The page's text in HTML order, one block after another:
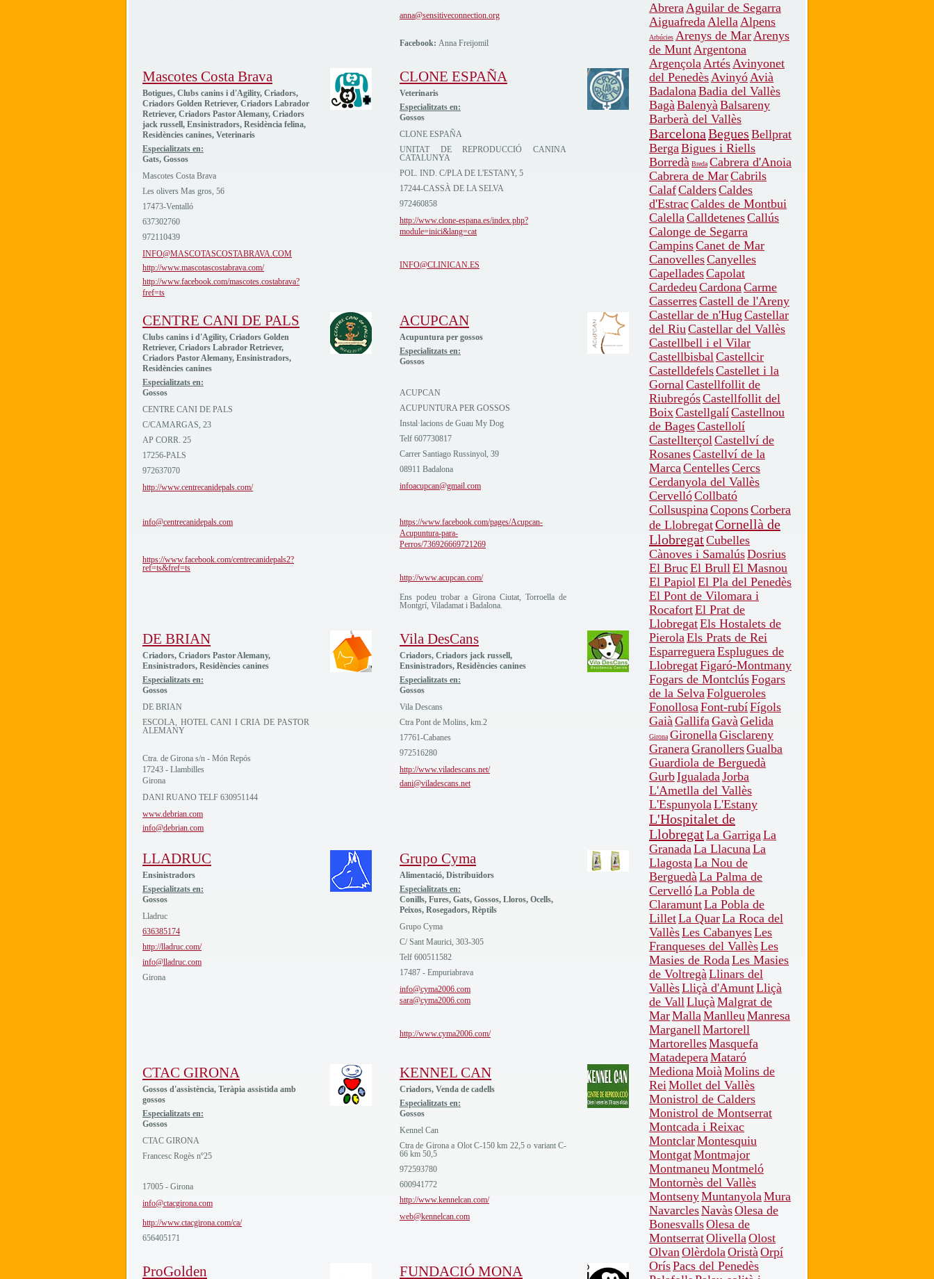
anna@sensitiveconnection.org
Facebook: Anna Freijomil
Mascotes Costa Brava
Botigues, Clubs canins i d'Agility, Criadors,
Criadors Golden Retriever, Criadors Labrador
Retriever, Criadors Pastor Alemany, Criadors
jack russell, Ensinistradors, Residència felina,
Residències canines, Veterinaris
Especialitzats en:
Gats, Gossos
Mascotes Costa Brava
Les olivers Mas gros, 56
17473-Ventalló
637302760
972110439
INFO@MASCOTASCOSTABRAVA.COM
http://www.mascotascostabrava.com/
http://www.facebook.com/mascotes.costabrava?
fref=ts
CLONE ESPAÑA
Veterinaris
Especialitzats en:
Gossos
CLONE ESPAÑA
UNITAT DE REPRODUCCIÓ CANINA
CATALUNYA
POL. IND. C/PLA DE L'ESTANY, 5
17244-CASSÀ DE LA SELVA
972460858
http://www.clone-espana.es/index.php?
module=inici&lang=cat
INFO@CLINICAN.ES
CENTRE CANI DE PALS
Clubs canins i d'Agility, Criadors Golden
Retriever, Criadors Labrador Retriever,
Criadors Pastor Alemany, Ensinistradors,
Residències canines
Especialitzats en:
Gossos
CENTRE CANI DE PALS
C/CAMARGAS, 23
AP CORR. 25
17256-PALS
972637070
http://www.centrecanidepals.com/
info@centrecanidepals.com
https://www.facebook.com/centrecanidepals2?
ref=ts&fref=ts
ACUPCAN
Acupuntura per gossos
Especialitzats en:
Gossos
ACUPCAN
ACUPUNTURA PER GOSSOS
Instal·lacions de Guau My Dog
Telf 607730817
Carrer Santiago Russinyol, 39
08911 Badalona
infoacupcan@gmail.com
https://www.facebook.com/pages/Acupcan-
Acupuntura-para-
Perros/736926669721269
http://www.acupcan.com/
Ens podeu trobar a Girona Ciutat, Torroella de
Montgrí, Viladamat i Badalona.
DE BRIAN
Criadors, Criadors Pastor Alemany,
Ensinistradors, Residències canines
Especialitzats en:
Gossos
DE BRIAN
ESCOLA, HOTEL CANI I CRIA DE PASTOR
ALEMANY
Ctra. de Girona s/n - Món Repós
17243 - Llambilles
Girona
DANI RUANO TELF 630951144
www.debrian.com
info@debrian.com
Vila DesCans
Criadors, Criadors jack russell,
Ensinistradors, Residències canines
Especialitzats en:
Gossos
Vila Descans
Ctra Pont de Molins, km.2
17761-Cabanes
972516280
http://www.viladescans.net/
dani@viladescans.net
LLADRUC
Ensinistradors
Especialitzats en:
Gossos
Lladruc
636385174
http://lladruc.com/
info@lladruc.com
Girona
Grupo Cyma
Alimentació, Distribuïdors
Especialitzats en:
Conills, Fures, Gats, Gossos, Lloros, Ocells,
Peixos, Rosegadors, Rèptils
Grupo Cyma
C/ Sant Maurici, 303-305
Telf 600511582
17487 - Empuriabrava
info@cyma2006.com
sara@cyma2006.com
http://www.cyma2006.com/
CTAC GIRONA
Gossos d'assistència, Teràpia assistida amb
gossos
Especialitzats en:
Gossos
CTAC GIRONA
Francesc Rogès nº25
17005 - Girona
info@ctacgirona.com
http://www.ctacgirona.com/ca/
656405171
KENNEL CAN
Criadors, Venda de cadells
Especialitzats en:
Gossos
Kennel Can
Ctra de Girona a Olot C-150 km 22,5 o variant C-
66 km 50,5
972593780
600941772
http://www.kennelcan.com/
web@kennelcan.com
ProGolden FUNDACIÓ MONA
AbreraAguilar de Segarra
AiguafredaAlellaAlpens
Arbúcies Arenys de MarArenys
de MuntArgentona
ArgençolaArtésAvinyonet
del PenedèsAvinyóAvià
BadalonaBadia del Vallès
BagàBalenyàBalsareny
Barberà del Vallès
BarcelonaBegues Bellprat
BergaBigues i Riells
Borredà Breda Cabrera d'Anoia
Cabrera de MarCabrils
CalafCaldersCaldes
d'EstracCaldes de Montbui
CalellaCalldetenesCallús
Calonge de Segarra
CampinsCanet de Mar
CanovellesCanyelles
CapelladesCapolat
CardedeuCardonaCarme
CasserresCastell de l'Areny
Castellar de n'Hug Castellar
del RiuCastellar del Vallès
Castellbell i el Vilar
CastellbisbalCastellcir
CastelldefelsCastellet i la
GornalCastellfollit de
RiubregósCastellfollit del
BoixCastellgalíCastellnou
de BagesCastellolí
CastellterçolCastellví de
RosanesCastellví de la
MarcaCentellesCercs
Cerdanyola del Vallès
CervellóCollbató
CollsuspinaCoponsCorbera
de LlobregatCornellà de
LlobregatCubelles
Cànoves i SamalúsDosrius
El BrucEl BrullEl Masnou
El PapiolEl Pla del Penedès
El Pont de Vilomara i
RocafortEl Prat de
LlobregatEls Hostalets de
PierolaEls Prats de Rei
EsparregueraEsplugues de
LlobregatFigaró-Montmany
Fogars de MontclúsFogars
de la SelvaFolgueroles
FonollosaFont-rubíFígols
GaiàGallifaGavàGelida
Girona GironellaGisclareny
GraneraGranollersGualba
Guardiola de Berguedà
GurbIgualadaJorba
L'Ametlla del Vallès
L'EspunyolaL'Estany
L'Hospitalet de
LlobregatLa GarrigaLa
GranadaLa LlacunaLa
LlagostaLa Nou de
BerguedàLa Palma de
CervellóLa Pobla de
ClaramuntLa Pobla de
LilletLa QuarLa Roca del
VallèsLes CabanyesLes
Franqueses del VallèsLes
Masies de RodaLes Masies
de VoltregàLlinars del
VallèsLliçà d'AmuntLliçà
de VallLluçàMalgrat de
MarMallaManlleuManresa
MarganellMartorell
MartorellesMasquefa
MatadeperaMataró
MedionaMoiàMolins de
ReiMollet del Vallès
Monistrol de Calders
Monistrol de Montserrat
Montcada i Reixac
MontclarMontesquiu
MontgatMontmajor
MontmaneuMontmeló
Montornès del Vallès
MontsenyMuntanyolaMura
NavarclesNavàsOlesa de
BonesvallsOlesa de
MontserratOlivellaOlost
OlvanOlèrdolaOristàOrpí
OrísPacs del Penedès